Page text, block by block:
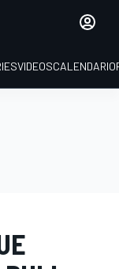
VIDEOSCALENDARIO